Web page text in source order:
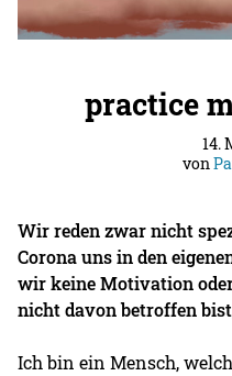
practice
14.
von
Wir reden zwar nicht
Corona uns in den
wir keine Motivation
nicht davon betroffen
Ich bin ein Mensch,